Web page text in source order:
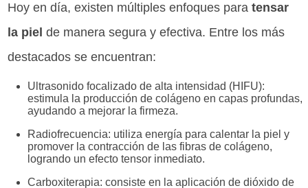
Hoy en día, existen múltiples enfoques paratensar
la piel de manera segura y efectiva. Entre los más
destacados se encuentran:
Ultrasonido focalizado de alta intensidad (HIFU):
estimula la producción de colágeno en capas profundas,
ayudando a mejorar la firmeza.
Radiofrecuencia: utiliza energía para calentar la piel y
promover la contracción de las fibras de colágeno,
logrando un efecto tensor inmediato.
Carboxiterapia: consiste en la aplicación de dióxido de